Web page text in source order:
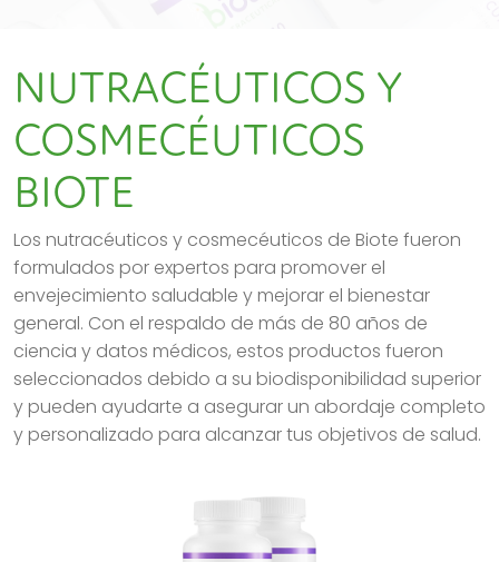
NUTRACÉUTICOS Y
COSMECÉUTICOS
BIOTE
Los nutracéuticos y cosmecéuticos de Biote fueron
formulados por expertos para promover el
envejecimiento saludable y mejorar el bienestar
general. Con el respaldo de más de 80 años de
ciencia y datos médicos, estos productos fueron
seleccionados debido a su biodisponibilidad superior
y pueden ayudarte a asegurar un abordaje completo
y personalizado para alcanzar tus objetivos de salud.